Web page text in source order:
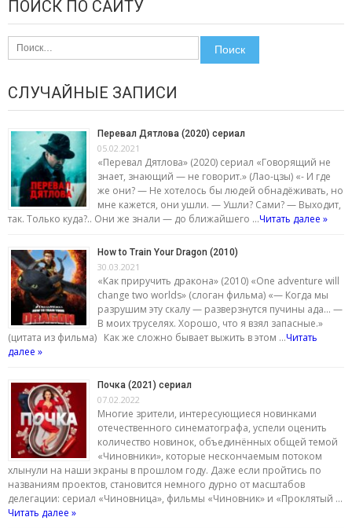
ПОИСК ПО САЙТУ
Найти:
СЛУЧАЙНЫЕ ЗАПИСИ
Перевал Дятлова (2020) сериал
05.02.2021
«Перевал Дятлова» (2020) сериал «Говорящий не
знает, знающий — не говорит.» (Лао-цзы) «- И где
же они? — Не хотелось бы людей обнадёживать, но
мне кажется, они ушли. — Ушли? Сами? — Выходит,
так. Только куда?.. Они же знали — до ближайшего …Читать далее »
How to Train Your Dragon (2010)
30.03.2021
«Как приручить дракона» (2010) «One adventure will
change two worlds» (слоган фильма) «— Когда мы
разрушим эту скалу — разверзнутся пучины ада… —
В моих труселях. Хорошо, что я взял запасные.»
(цитата из фильма) Как же сложно бывает выжить в этом …Читать
далее »
Почка (2021) сериал
07.02.2022
Многие зрители, интересующиеся новинками
отечественного синематографа, успели оценить
количество новинок, объединённых общей темой
«Чиновники», которые нескончаемым потоком
хлынули на наши экраны в прошлом году. Даже если пройтись по
названиям проектов, становится немного дурно от масштабов
делегации: сериал «Чиновница», фильмы «Чиновник» и «Проклятый …
Читать далее »